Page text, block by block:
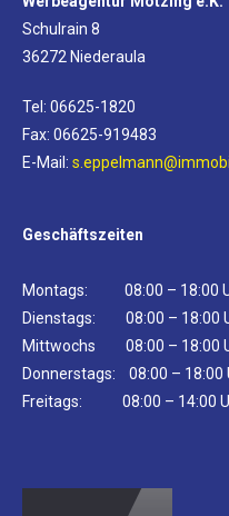
Schulrain 8
36272 Niederaula
Tel: 06625-1820
Fax: 06625-919483
E-Mail:
Geschäftszeiten
Montags: 08:00 – 18:00
Dienstags: 08:00 – 18:00
Mittwochs 08:00 – 18:00
Donnerstags: 08:00 – 18:00
Freitags: 08:00 – 14:00